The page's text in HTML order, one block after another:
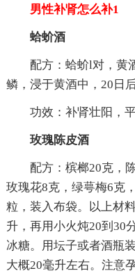
男性补肾怎么补1
蛤蚧酒
配方：蛤蚧l对，黄
鳞，浸于黄酒中，20日
功效：补肾壮阳，平
玫瑰陈皮酒
配方：槟榔20克，
玫瑰花8克，绿萼梅6克
粒，装入布袋。以上材
升，再用小火炖20到30
冰糖。用坛子或者酒瓶
大概20毫升左右。注意